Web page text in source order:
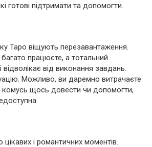
готові підтримати та допомогти.
Таро віщують перезавантаження.
працюєте, а тотальний
від виконання завдань.
Можливо, ви даремно витрачаєте
комусь щось довести чи допомогти,
і романтичних моментів.